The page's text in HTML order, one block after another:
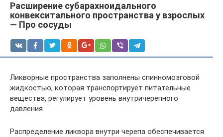
Расширение субарахноидального
конвекситального пространства у взрослых
— Про сосуды
Ликворные пространства заполнены спинномозговой
жидкостью, которая транспортирует питательные
вещества, регулирует уровень внутричерепного
давления.
Распределение ликвора внутри черепа обеспечивается